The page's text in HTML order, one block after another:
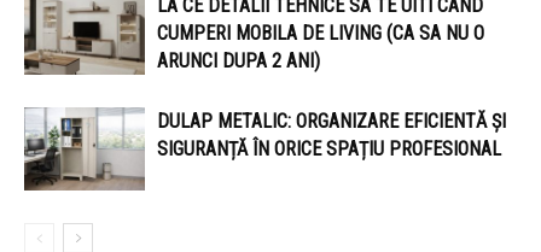
LA CE DETALII TEHNICE SA TE UITI CAND
CUMPERI MOBILA DE LIVING (CA SA NU O
ARUNCI DUPA 2 ANI)
DULAP METALIC: ORGANIZARE EFICIENTĂ ȘI
SIGURANȚĂ ÎN ORICE SPAȚIU PROFESIONAL